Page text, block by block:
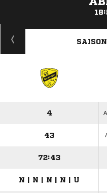
4
43
72:43
N | N | N | N | U